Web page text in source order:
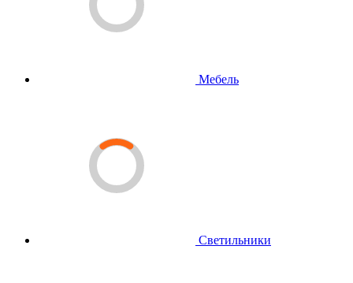
Мебель
Светильники